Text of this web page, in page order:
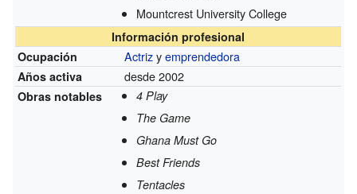
Mountcrest University College
Información profesional
Ocupación
Actrizyemprendedora
Años activa desde 2002
Obras notables
4 Play
The Game
Ghana Must Go
Best Friends
Tentacles